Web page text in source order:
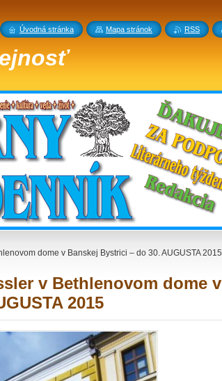
dome v Banskej Bystrici – do 30. AUGUSTA 2015
v Bethlenovom dome v
2015
Úvodná stránka Mapa stránok RSS